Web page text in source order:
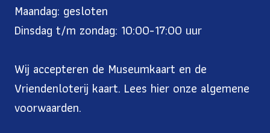
Maandag: gesloten
Dinsdag t/m zondag: 10:00-17:00 uur
Wij accepteren de Museumkaart en de
Vriendenloterij kaart. Lees hier onze algemene
voorwaarden.